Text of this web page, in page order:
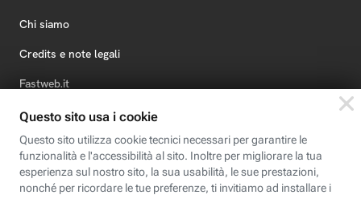
Chi siamo
Credits e note legali
Fastweb.it
Formazione
Fastweb Digital Academy
STEP FuturAbility District